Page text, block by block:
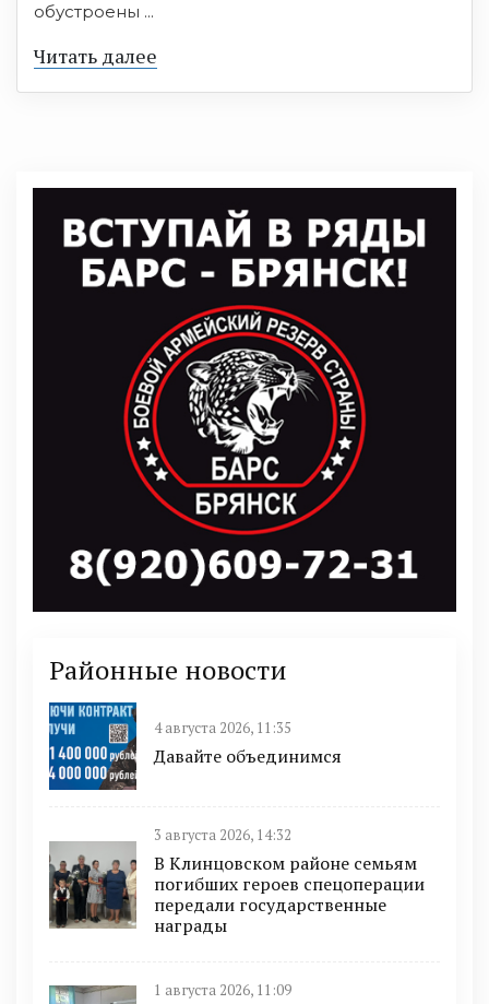
обустроены ...
Читать далее
Районные новости
4 августа 2026, 11:35
Давайте объединимся
3 августа 2026, 14:32
В Клинцовском районе семьям
погибших героев спецоперации
передали государственные
награды
1 августа 2026, 11:09